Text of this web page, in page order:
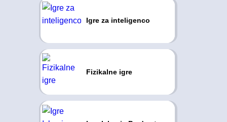
Igre za inteligenco
Fizikalne igre